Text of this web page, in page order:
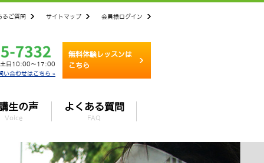
るご質問 サイトマップ 会員様ログイン
日10:00～17:00
い合わせはこちら »
無料体験レッスンは
こちら
生の声
Voice
よくある質問
FAQ